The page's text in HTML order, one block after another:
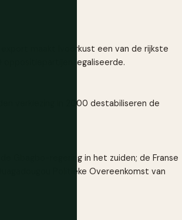
maakt Ivoorkust een van de rijkste
oppositiepartijen legaliseerde.
verkiezing in 2000 destabiliseren de
Gbagbo-regering in het zuiden; de Franse
Politieke Overeenkomst van